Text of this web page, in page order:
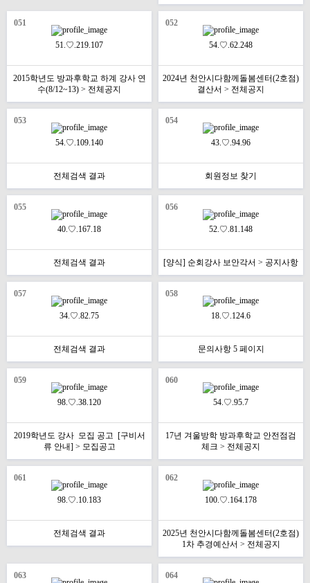
051
51.♡.219.107
2015학년도 방과후학교 하계 강사 연
수(8/12~13) > 전체공지
052
54.♡.62.248
2024년 천안시다함께돌봄센터(2호점)
결산서 > 전체공지
053
54.♡.109.140
전체검색 결과
054
43.♡.94.96
회원정보 찾기
055
40.♡.167.18
전체검색 결과
056
52.♡.81.148
[양식] 순회강사 보안각서 > 공지사항
057
34.♡.82.75
전체검색 결과
058
18.♡.124.6
문의사항 5 페이지
059
98.♡.38.120
2019학년도 강사 모집 공고 [구비서
류 안내] > 모집공고
060
54.♡.95.7
17년 겨울방학 방과후학교 안전점검
체크 > 전체공지
061
98.♡.10.183
전체검색 결과
062
100.♡.164.178
2025년 천안시다함께돌봄센터(2호점)
1차 추경예산서 > 전체공지
063 064